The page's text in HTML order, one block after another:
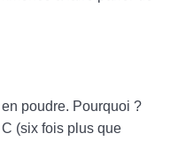
poudre. Pourquoi ?
(six fois plus que